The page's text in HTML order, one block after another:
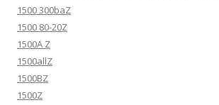
1500 300baZ
1500 80-20Z
1500A Z
1500allZ
1500BZ
1500Z